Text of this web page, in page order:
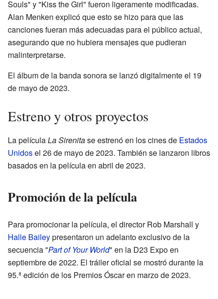
Souls" y "Kiss the Girl" fueron ligeramente modificadas.
Alan Menken explicó que esto se hizo para que las
canciones fueran más adecuadas para el público actual,
asegurando que no hubiera mensajes que pudieran
malinterpretarse.
El álbum de la banda sonora se lanzó digitalmente el 19
de mayo de 2023.
Estreno y otros proyectos
La películaLa Sirenitase estrenó en los cines de Estados
Unidosel 26 de mayo de 2023. También se lanzaron libros
basados en la película en abril de 2023.
Promoción de la película
Para promocionar la película, el director Rob Marshall y
Halle Baileypresentaron un adelanto exclusivo de la
secuencia "Part of Your World" en la D23 Expo en
septiembre de 2022. El tráiler oficial se mostró durante la
95.ª edición de los Premios Óscar en marzo de 2023.